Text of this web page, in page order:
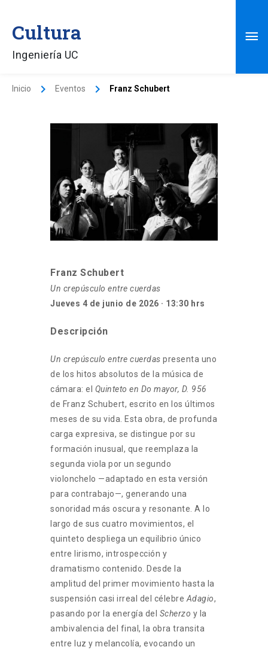
contenido
Cultura
Ingeniería UC
Inicio Eventos Franz Schubert
Franz Schubert
Un crepúsculo entre cuerdas
Jueves 4 de junio de 2026 · 13:30 hrs
Descripción
Un crepúsculo entre cuerdas presenta uno
de los hitos absolutos de la música de
cámara: el Quinteto en Do mayor, D. 956
de Franz Schubert, escrito en los últimos
meses de su vida. Esta obra, de profunda
carga expresiva, se distingue por su
formación inusual, que reemplaza la
segunda viola por un segundo
violonchelo —adaptado en esta versión
para contrabajo—, generando una
sonoridad más oscura y resonante. A lo
largo de sus cuatro movimientos, el
quinteto despliega un equilibrio único
entre lirismo, introspección y
dramatismo contenido. Desde la
amplitud del primer movimiento hasta la
suspensión casi irreal del célebre Adagio,
pasando por la energía del Scherzo y la
ambivalencia del final, la obra transita
entre luz y melancolía, evocando un